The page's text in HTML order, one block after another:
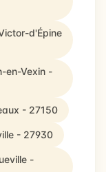
d'Épine
en-Vexin -
- 27150
- 27930
-